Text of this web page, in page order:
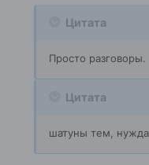
Цитата
Просто разговоры.
Цитата
шатуны тем,